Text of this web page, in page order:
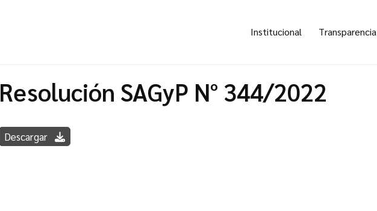
Institucional Transparencia
Resolución SAGyP N° 344/2022
Descargar